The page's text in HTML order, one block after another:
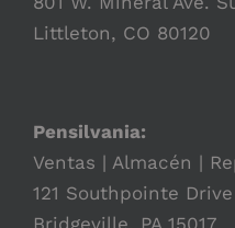
Littleton, CO 80120
Pensilvania:
Ventas | Almacén |
121 Southpointe Drive
Bridgeville, PA 15017